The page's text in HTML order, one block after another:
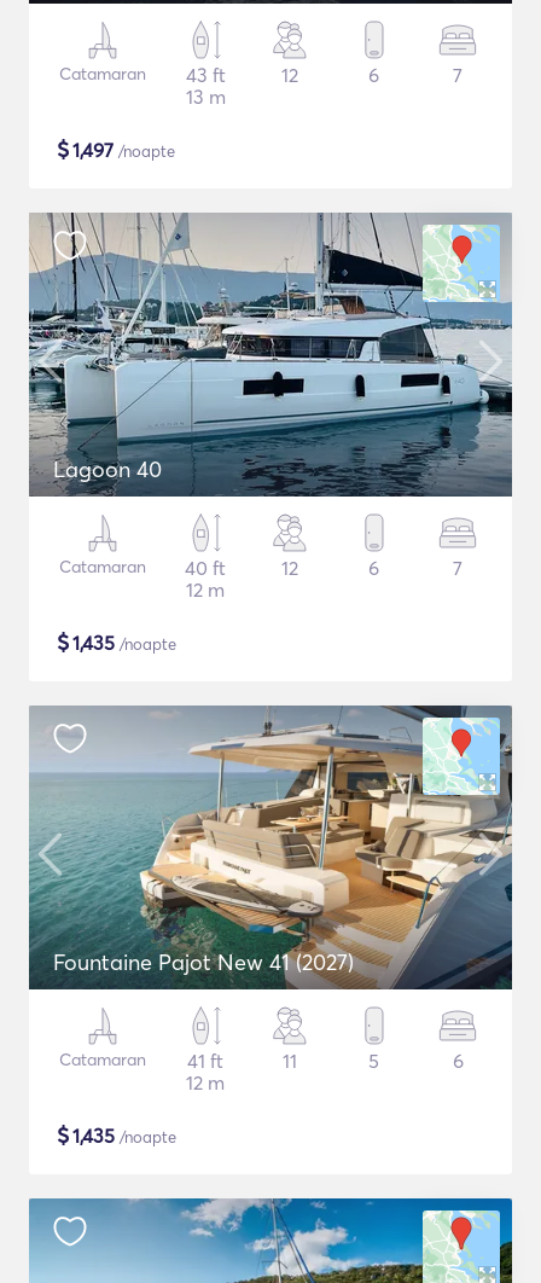
Catamaran
43 ft
13 m
12 6 7
$1,497 /noapte
Lagoon 40
Catamaran
40 ft
12 m
12 6 7
$1,435 /noapte
Fountaine Pajot New 41 (2027)
Catamaran
41 ft
12 m
11 5 6
$1,435 /noapte